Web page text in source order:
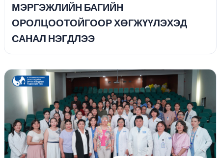
МЭРГЭЖЛИЙН БАГИЙН
ОРОЛЦООТОЙГООР ХӨГЖҮҮЛЭХЭД
САНАЛ НЭГДЛЭЭ